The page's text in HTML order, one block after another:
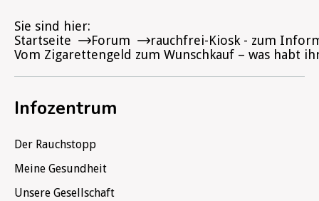
Sie sind hier
Startseite
Forum
rauchfrei-Kiosk - zum
Vom Zigarettengeld zum Wunschkauf – was habt
Infozentrum
Der Rauchstopp
Meine Gesundheit
Unsere Gesellschaft